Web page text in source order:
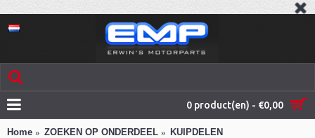
0 product(en) - €0,00
Home ZOEKEN OP ONDERDEEL
KUIPDELEN